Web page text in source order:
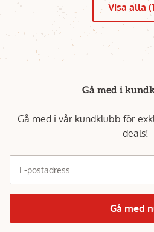
Visa alla
Gå med i
Gå med i vår kundklubb för
deals!
E-postadress
Gå med